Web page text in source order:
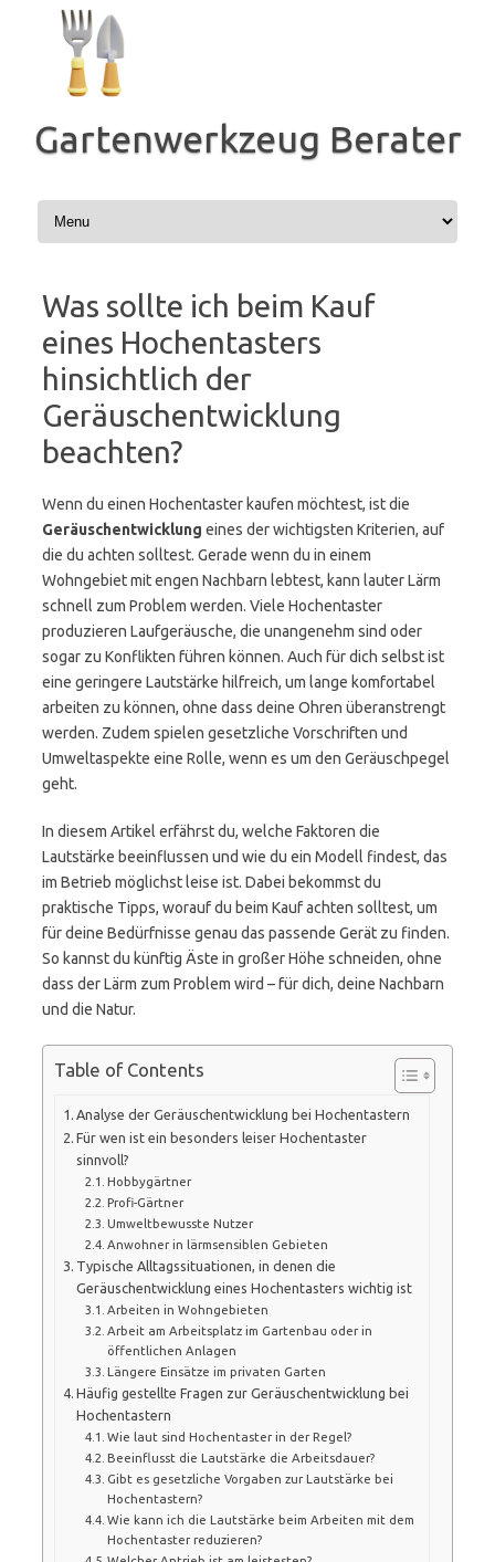
Inhalt
springen
Gartenwerkzeug Berater
Was sollte ich beim Kauf
eines Hochentasters
hinsichtlich der
Geräuschentwicklung
beachten?
Wenn du einen Hochentaster kaufen möchtest, ist die
Geräuschentwicklung eines der wichtigsten Kriterien, auf
die du achten solltest. Gerade wenn du in einem
Wohngebiet mit engen Nachbarn lebtest, kann lauter Lärm
schnell zum Problem werden. Viele Hochentaster
produzieren Laufgeräusche, die unangenehm sind oder
sogar zu Konflikten führen können. Auch für dich selbst ist
eine geringere Lautstärke hilfreich, um lange komfortabel
arbeiten zu können, ohne dass deine Ohren überanstrengt
werden. Zudem spielen gesetzliche Vorschriften und
Umweltaspekte eine Rolle, wenn es um den Geräuschpegel
geht.
In diesem Artikel erfährst du, welche Faktoren die
Lautstärke beeinflussen und wie du ein Modell findest, das
im Betrieb möglichst leise ist. Dabei bekommst du
praktische Tipps, worauf du beim Kauf achten solltest, um
für deine Bedürfnisse genau das passende Gerät zu finden.
So kannst du künftig Äste in großer Höhe schneiden, ohne
dass der Lärm zum Problem wird – für dich, deine Nachbarn
und die Natur.
Table of Contents
Analyse der Geräuschentwicklung bei Hochentastern
Für wen ist ein besonders leiser Hochentaster
sinnvoll?
Hobbygärtner
Profi-Gärtner
Umweltbewusste Nutzer
Anwohner in lärmsensiblen Gebieten
Typische Alltagssituationen, in denen die
Geräuschentwicklung eines Hochentasters wichtig ist
Arbeiten in Wohngebieten
Arbeit am Arbeitsplatz im Gartenbau oder in
öffentlichen Anlagen
Längere Einsätze im privaten Garten
Häufig gestellte Fragen zur Geräuschentwicklung bei
Hochentastern
Wie laut sind Hochentaster in der Regel?
Beeinflusst die Lautstärke die Arbeitsdauer?
Gibt es gesetzliche Vorgaben zur Lautstärke bei
Hochentastern?
Wie kann ich die Lautstärke beim Arbeiten mit dem
Hochentaster reduzieren?